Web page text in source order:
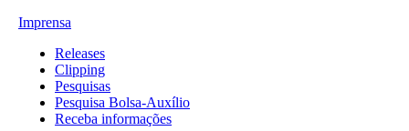
Imprensa
Releases
Clipping
Pesquisas
Pesquisa Bolsa-Auxílio
Receba informações